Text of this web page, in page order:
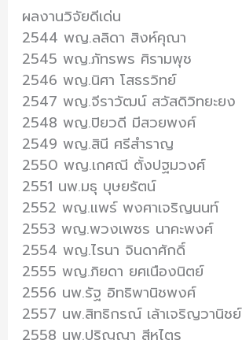
ผลงานวิจัยดีเด่น
2544 พญ.ลลิดา สิงห์คุณา
2545 พญ.ภัทรพร ศิรามพุช
2546 พญ.นิศา โสธรวิทย์
2547 พญ.จีราวัฒน์ สวัสดิวิทยะยง
2548 พญ.ปิยวดี มีสวยพงศ์
2549 พญ.สินี ศรีสำราญ
2550 พญ.เกศณี ตั้งปฐมวงศ์
2551 นพ.มธุ บุษยรัตน์
2552 พญ.แพร์ พงศาเจริญนนท์
2553 พญ.พวงเพชร นาคะพงศ์
2554 พญ.ไรนา จินดาศักดิ์
2555 พญ.ภิยดา ยศเนืองนิตย์
2556 นพ.รัฐ อิทธิพานิชพงศ์
2557 นพ.สิทธิกรณ์ เล้าเจริญวานิชย์
2558 นพ.ปริญญา สีหไตร